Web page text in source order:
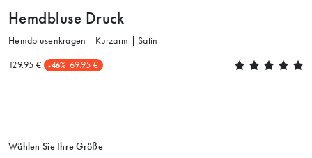
Hemdbluse Druck
Hemdblusenkragen | Kurzarm | Satin
129.95 € -46% 69.95 €
Wählen Sie Ihre Größe